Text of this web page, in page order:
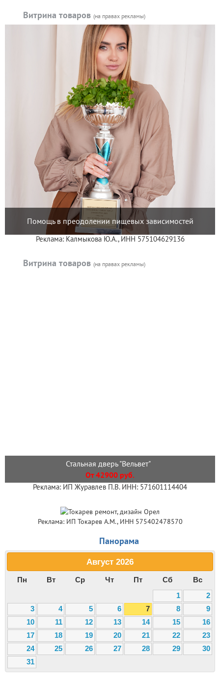
Витрина товаров (на правах рекламы)
Помощь в преодолении пищевых зависимостей
Реклама: Калмыкова Ю.А., ИНН 575104629136
Витрина товаров (на правах рекламы)
Стальная дверь "Вельвет"
От 42900 руб.
Реклама: ИП Журавлев П.В. ИНН: 571601114404
Реклама: ИП Токарев А.М., ИНН 575402478570
Панорама
Август 2026
Пн Вт Ср Чт Пт Сб
Вс
1
2
3
4 5 6 7 8
9
10
11 12 13 14 15
16
17
18 19 20 21 22
23
24
25 26 27 28 29
30
31